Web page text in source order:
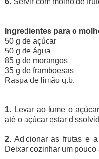
6. Servir com molho de
Ingredientes para o
50 g de açúcar
50 g de água
85 g de morangos
35 g de framboesas
Raspa de limão q.b.
1. Levar ao lume o
até o açúcar estar
2. Adicionar as frutas e
Deixar cozinhar um pouco